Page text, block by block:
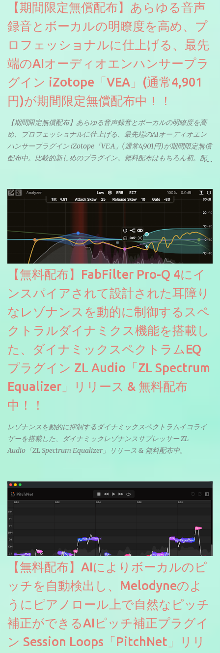
【期間限定無償配布】あらゆる音声
録音とボーカルの明瞭度を高め、プ
ロフェッショナルに仕上げる、最先
端のAIオーディオエンハンサープラ
グイン iZotope「VEA」(通常4,901
円)が期間限定無償配布中！！
【期間限定無償配布】あらゆる音声録音とボーカルの明瞭度を高
め、プロフェッショナルに仕上げる、最先端のAIオーディオエン
ハンサープラグイン iZotope「VEA」(通常4,901円)が期間限定無償
配布中。比較的新しめのプラグイン。無料配布はもちろん初。配
【無料配布】FabFilter Pro-Q 4にイ
ンスパイアされて設計された耳障り
なレゾナンスを動的に制御するスペ
クトラルダイナミクス機能を搭載し
た、ダイナミックスペクトラムEQ
プラグイン ZL Audio「ZL Spectrum
Equalizer」リリース & 無料配布
中！！
レゾナンスを動的に抑制するダイナミックスペクトラムイコライ
ザーを搭載した、ダイナミックレゾナンスサプレッサー ZL
Audio「ZL Spectrum Equalizer」リリース & 無料配布中。
【無料配布】AIによりボーカルのピ
ッチを自動検出し、Melodyneのよ
うにピアノロール上で自然なピッチ
補正ができるAIピッチ補正プラグイ
ン Session Loops「PitchNet」リリ